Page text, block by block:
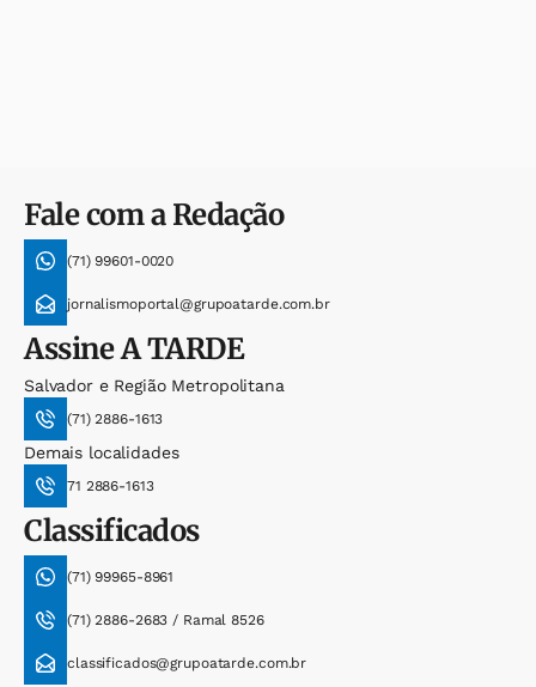
Fale com a Redação
(71) 99601-0020
jornalismoportal@grupoatarde.com.br
AssineA TARDE
Salvador e Região Metropolitana
(71) 2886-1613
Demais localidades
71 2886-1613
Classificados
(71) 99965-8961
(71) 2886-2683 / Ramal 8526
classificados@grupoatarde.com.br